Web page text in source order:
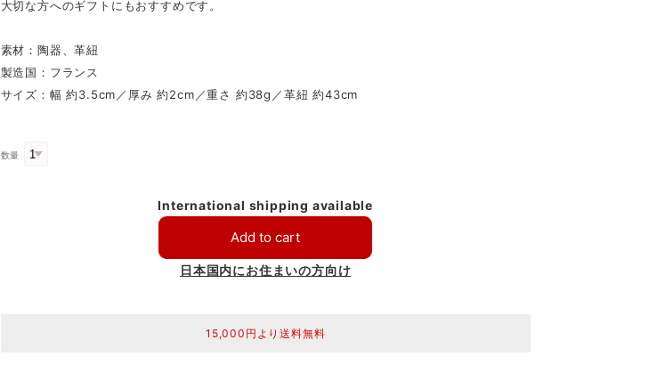
大切な方へのギフトにもおすすめです。
素材：陶器、革紐
製造国：フランス
サイズ：幅 約3.5cm／厚み 約2cm／重さ 約38g／革紐 約43cm
数量
International shipping available
Add to cart
日本国内にお住まいの方向け
15,000円より送料無料